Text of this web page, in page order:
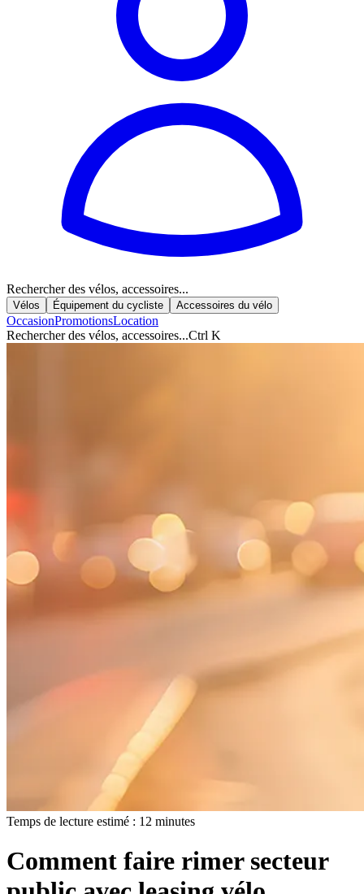
Rechercher des vélos, accessoires...
Vélos Équipement du cycliste Accessoires du vélo
OccasionPromotionsLocation
Rechercher des vélos, accessoires...Ctrl K
Temps de lecture estimé : 12 minutes
Comment faire rimer secteur